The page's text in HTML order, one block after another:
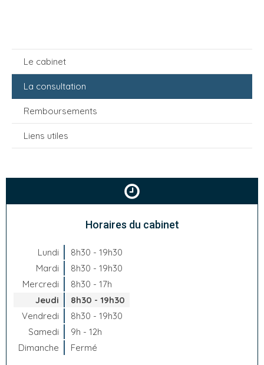
Le cabinet
La consultation
Remboursements
Liens utiles
Horaires du cabinet
Lundi
8h30 - 19h30
Mardi
8h30 - 19h30
Mercredi
8h30 - 17h
Jeudi
8h30 - 19h30
Vendredi
8h30 - 19h30
Samedi
9h - 12h
Dimanche
Fermé